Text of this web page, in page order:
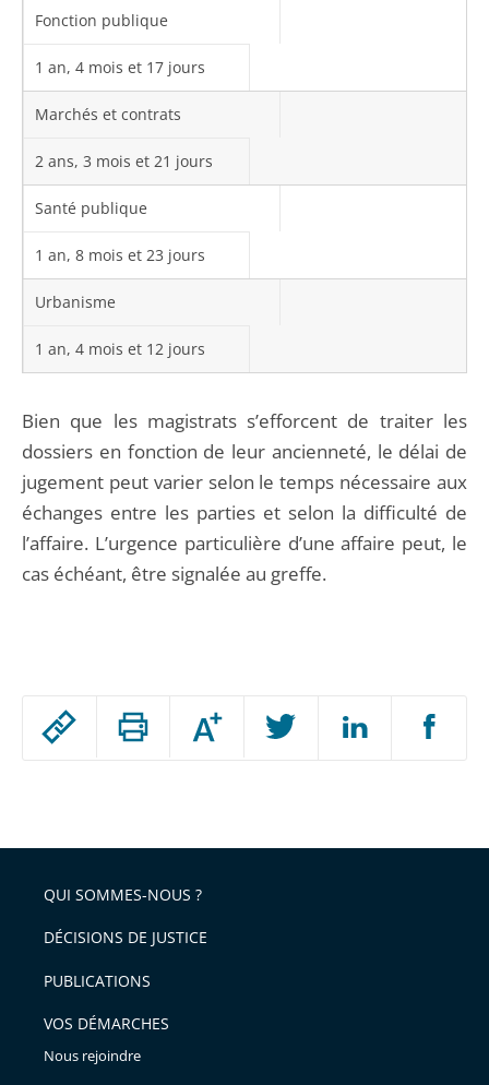
Passer
arriver
après
Augmenter
ou
l'article
pour
avant
Fonction publique
1 an, 4 mois et 17 jours
Marchés et contrats
2 ans, 3 mois et 21 jours
Santé publique
1 an, 8 mois et 23 jours
Urbanisme
1 an, 4 mois et 12 jours
Bien que les magistrats s’efforcent de traiter les
dossiers en fonction de leur ancienneté, le délai de
jugement peut varier selon le temps nécessaire aux
échanges entre les parties et selon la difficulté de
l’affaire. L’urgence particulière d’une affaire peut, le
cas échéant, être signalée au greffe.
QUI SOMMES-NOUS ?
DÉCISIONS DE JUSTICE
PUBLICATIONS
VOS DÉMARCHES
Nous rejoindre